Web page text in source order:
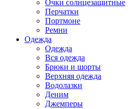
Очки солнцезащитные
Перчатки
Портмоне
Ремни
Одежда
Одежда
Вся одежда
Брюки и шорты
Верхняя одежда
Водолазки
Деним
Джемперы